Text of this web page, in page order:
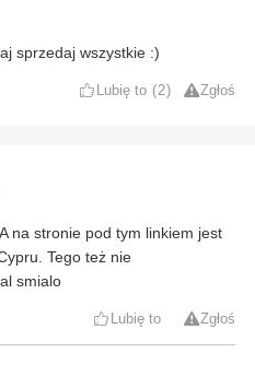
sprzedaj wszystkie :)
Lubię to 2 Zgłoś
na stronie pod tym linkiem jest
Tego też nie
smialo
Lubię to Zgłoś